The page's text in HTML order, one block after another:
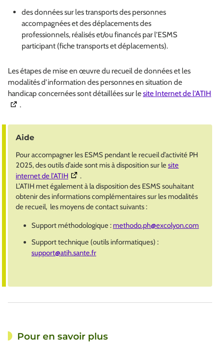
des données sur les transports des personnes
accompagnées et des déplacements des
professionnels, réalisés et/ou financés par l’ESMS
participant (fiche transports et déplacements).
Les étapes de mise en œuvre du recueil de données et les
modalités d’information des personnes en situation de
handicap concernées sont détaillées sur lesite Internet de l’ATIH
.
Aide
Pour accompagner les ESMS pendant le recueil d’activité PH
2025, des outils d’aide sont mis à disposition sur le site
internet de l’ATIH(Ouverture dans une nouvelle fenêtre)
.
L’ATIH met également à la disposition des ESMS souhaitant
obtenir des informations complémentaires sur les modalités
de recueil, les moyens de contact suivants :
Support méthodologique :methodo.ph@excolyon.com
Support technique (outils informatiques) :
support@atih.sante.fr
Pour en savoir plus